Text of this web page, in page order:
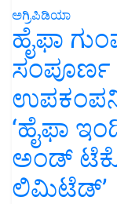
ಅಗ್ರಿಪಿಡಿಯಾ
ಹೈಫಾ
ಸಂಪೂರ್ಣ
‘ಹೈಫಾ
ಅಂಡ್
ಲಿಮಿಟೆಡ್’